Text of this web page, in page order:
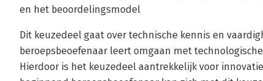
en het beoordelingsmodel
Dit keuzedeel gaat over technische kennis en
beroepsbeoefenaar leert omgaan met
Hierdoor is het keuzedeel aantrekkelijk voor